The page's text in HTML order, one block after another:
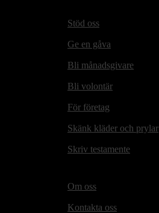
Stöd oss
Ge en gåva
Bli månadsgivare
Bli volontär
För företag
Skänk kläder och prylar
Skriv testamente
Om oss
Kontakta oss